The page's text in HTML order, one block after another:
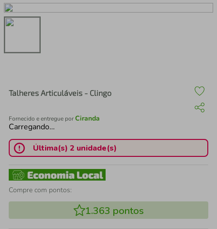
Talheres Articuláveis - Clingo
Fornecido e entregue porCiranda
Carregando…
Última(s) 2 unidade(s)
Compre com pontos:
1.363 pontos